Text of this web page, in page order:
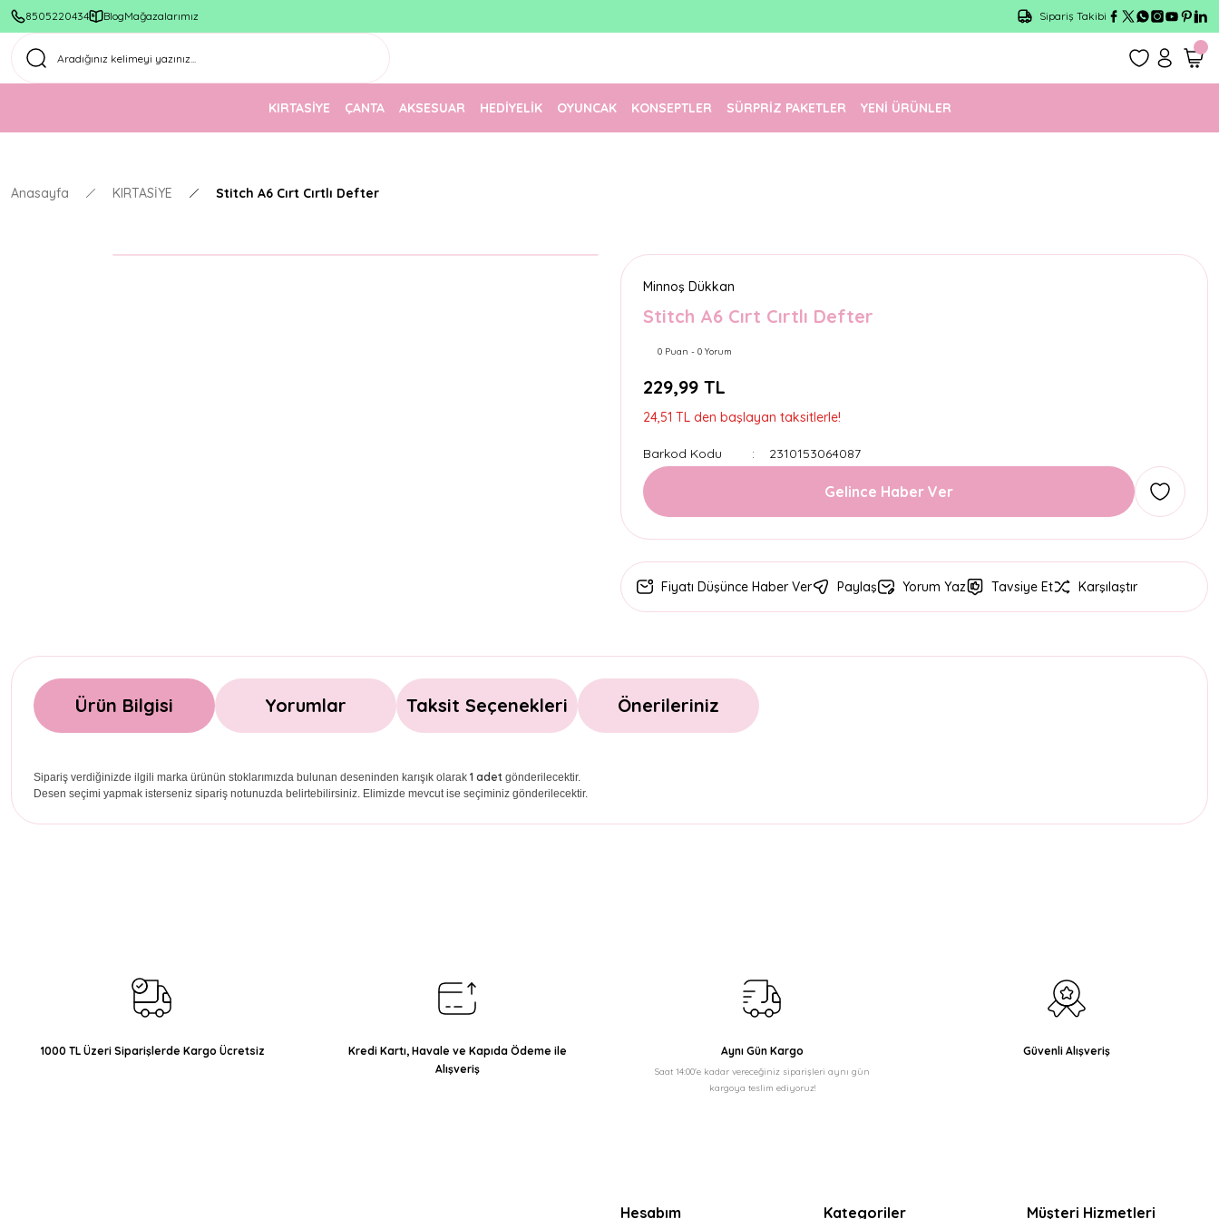
8505220434 BlogMağazalarımız
1500 TL Üzeri Ücretsiz Kargo
Sipariş Takibi
KIRTASİYE ÇANTA AKSESUAR HEDİYELİK OYUNCAK KONSEPTLER SÜRPRİZ PAKETLER YENİ ÜRÜNLER
Anasayfa KIRTASİYE Stitch A6 Cırt Cırtlı Defter
Minnoş Dükkan
Stitch A6 Cırt Cırtlı Defter
0 Puan - 0 Yorum
229,99 TL
24,51 TL den başlayan taksitlerle!
Barkod Kodu 2310153064087
Gelince Haber Ver
Fiyatı Düşünce Haber Ver Paylaş Yorum Yaz Tavsiye Et Karşılaştır
Ürün Bilgisi Yorumlar Taksit Seçenekleri Önerileriniz
Sipariş verdiğinizde ilgili marka ürünün stoklarımızda bulunan deseninden karışık olarak 1 adet gönderilecektir.
Desen seçimi yapmak isterseniz sipariş notunuzda belirtebilirsiniz. Elimizde mevcut ise seçiminiz gönderilecektir.
Ürün fiyatı diğer sitelerden daha pahalı.
Bu ürüne benzer farklı alternatifler olmalı.
1000 TL Üzeri Siparişlerde Kargo Ücretsiz
Kredi Kartı, Havale ve Kapıda Ödeme ile
Alışveriş
Aynı Gün Kargo
Saat 14:00'e kadar vereceğiniz siparişleri aynı gün
kargoya teslim ediyoruz!
Güvenli Alışveriş
Hesabım Kategoriler Müşteri Hizmetleri